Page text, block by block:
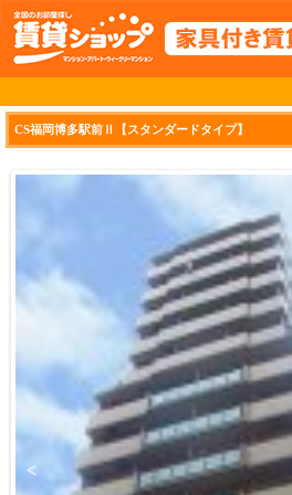
//トップのスライドショー
CS福岡博多駅前Ⅱ【スタンダードタイプ】